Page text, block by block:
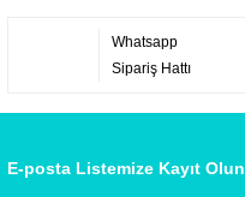
Whatsapp
Sipariş Hattı
E-posta Listemize Kayıt Olun